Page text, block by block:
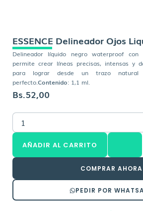
ESSENCE Delineador Ojos
Delineador líquido negro waterproof
permite crear líneas precisas, intensas y
para lograr desde un trazo
perfecto.Contenido: 1,1 ml.
Bs.52,00
ESSENCE
Delineador
Ojos
Liquido
Wp
AÑADIR AL CARRITO
COMPRAR AHORA
PEDIR POR